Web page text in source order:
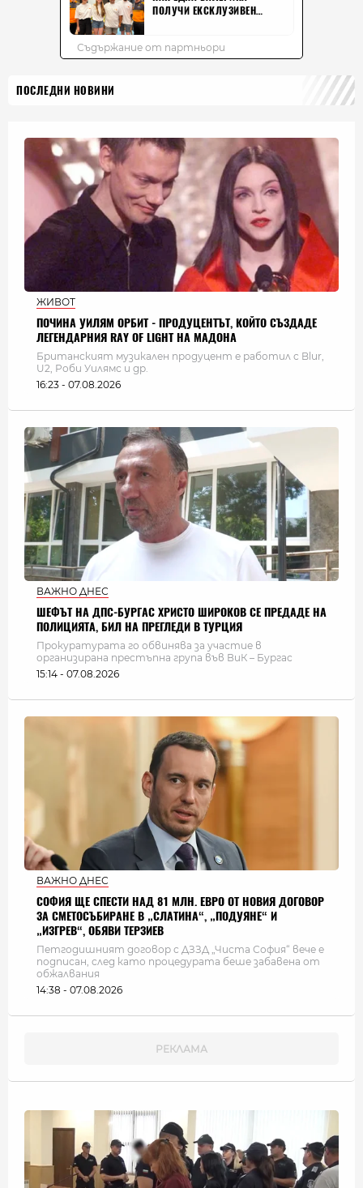
ПОСЛЕДНИ НОВИНИ
ЖИВОТ
ПОЧИНА УИЛЯМ ОРБИТ - ПРОДУЦЕНТЪТ, КОЙТО СЪЗДАДЕ
ЛЕГЕНДАРНИЯ RAY OF LIGHT НА МАДОНА
Британският музикален продуцент е работил с Blur,
U2, Роби Уилямс и др.
16:23 - 07.08.2026
ВАЖНО ДНЕС
ШЕФЪТ НА ДПС-БУРГАС ХРИСТО ШИРОКОВ СЕ ПРЕДАДЕ НА
ПОЛИЦИЯТА, БИЛ НА ПРЕГЛЕДИ В ТУРЦИЯ
Прокуратурата го обвинява за участие в
организирана престъпна група във ВиК – Бургас
15:14 - 07.08.2026
ВАЖНО ДНЕС
СОФИЯ ЩЕ СПЕСТИ НАД 81 МЛН. ЕВРО ОТ НОВИЯ ДОГОВОР
ЗА СМЕТОСЪБИРАНЕ В „СЛАТИНА“, „ПОДУЯНЕ“ И
„ИЗГРЕВ“, ОБЯВИ ТЕРЗИЕВ
Петгодишният договор с ДЗЗД „Чиста София“ вече е
подписан, след като процедурата беше забавена от
обжалвания
14:38 - 07.08.2026